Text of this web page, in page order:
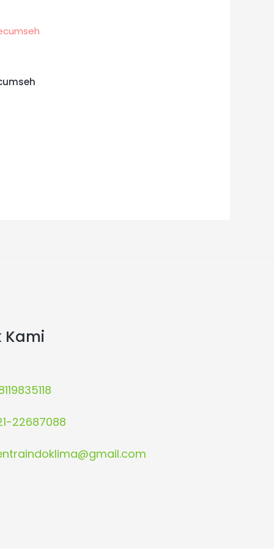
Kami
22687088